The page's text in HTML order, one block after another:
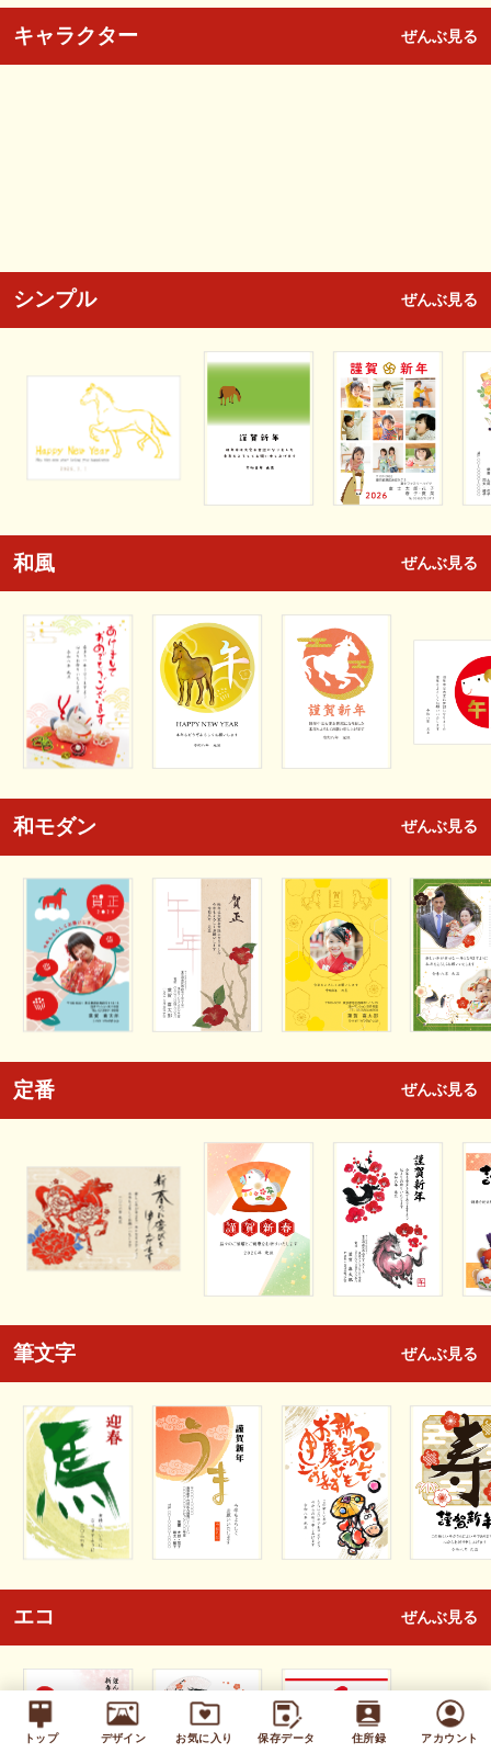
トップ デザイン お気に入り 保存データ 住所録 アカウント
キャラクター ぜんぶ見る
シンプル ぜんぶ見る
和風 ぜんぶ見る
和モダン ぜんぶ見る
定番 ぜんぶ見る
筆文字 ぜんぶ見る
エコ ぜんぶ見る